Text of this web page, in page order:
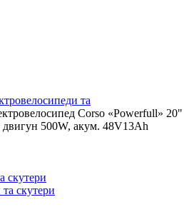
та
Corso «Powerfull» 20"
двигун 500W, акум. 48V13Ah
скутери
скутери